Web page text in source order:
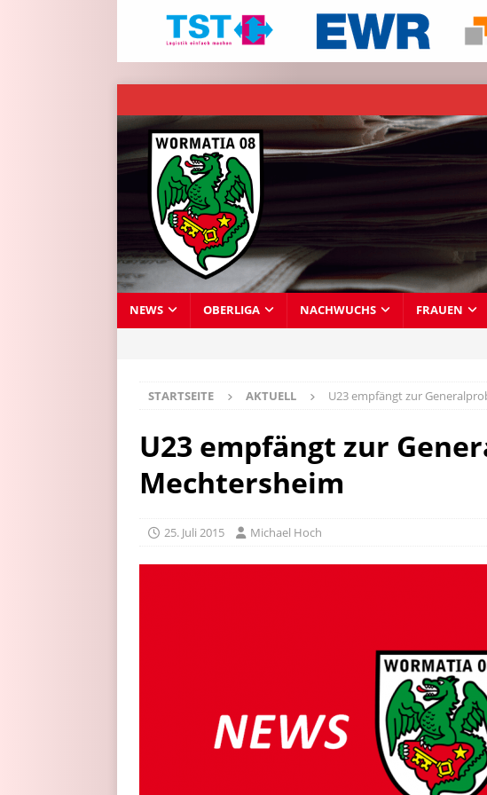
NEWS OBERLIGA NACHWUCHS FRAUEN
STARTSEITE AKTUELL U23 empfängt zur
U23 empfängt zur
Mechtersheim
25. Juli 2015 Michael Hoch